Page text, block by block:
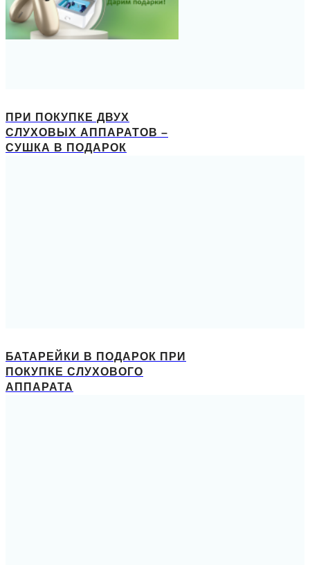
ПРИ ПОКУПКЕ ДВУХ
СЛУХОВЫХ АППАРАТОВ –
СУШКА В ПОДАРОК
БАТАРЕЙКИ В ПОДАРОК ПРИ
ПОКУПКЕ СЛУХОВОГО
АППАРАТА